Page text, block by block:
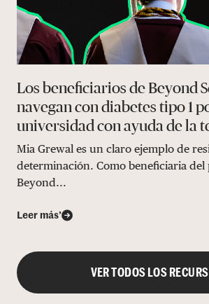
Los beneficiarios de Beyond
navegan con diabetes tipo 1
universidad con ayuda de la
Mia Grewal es un claro ejemplo de
determinación. Como beneficiaria del
Beyond...
Leer más’
VER TODOS LOS